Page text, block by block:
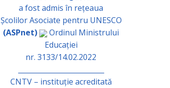
a fost admis în rețeaua
Școlilor Asociate pentru UNESCO
(ASPnet)
Ordinul Ministrului
Educației
nr. 3133/14.02.2022
CNTV – instituție acreditată